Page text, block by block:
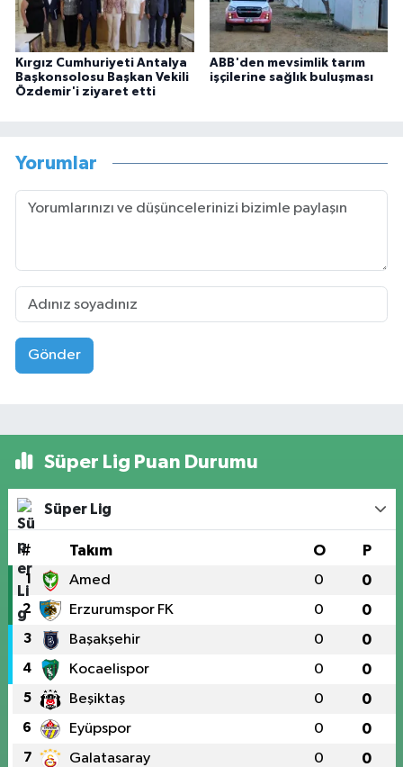
Kırgız Cumhuriyeti Antalya
Başkonsolosu Başkan Vekili
Özdemir'i ziyaret etti
ABB'den mevsimlik tarım
işçilerine sağlık buluşması
Yorumlar
Gönder
Süper Lig Puan Durumu
Süper Lig
# Takım O P
1 Amed 0 0
2 Erzurumspor FK 0 0
3 Başakşehir 0 0
4 Kocaelispor 0 0
5 Beşiktaş 0 0
6 Eyüpspor 0 0
7 Galatasaray 0 0